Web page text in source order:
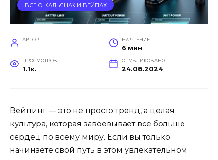
ВСЕ О КАЛЬЯНАХ И ВЕЙПАХ
АВТОР НА ЧТЕНИЕ
6 мин
ПРОСМОТРОВ
1.1к.
ОПУБЛИКОВАНО
24.08.2024
Вейпинг — это не просто тренд, а целая
культура, которая завоевывает все больше
сердец по всему миру. Если вы только
начинаете свой путь в этом увлекательном